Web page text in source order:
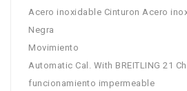
Acero inoxidable Cinturon Acero
Negra
Movimiento
Automatic Cal. With BREITLING 21
funcionamiento impermeable